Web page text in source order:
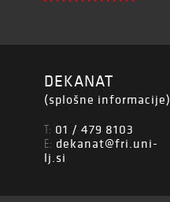
DEKANAT
(splošne informacije)
T: 01 / 479 8103
E: dekanat@fri.uni-
lj.si